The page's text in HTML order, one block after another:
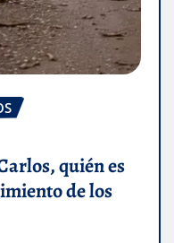
quién es
de los